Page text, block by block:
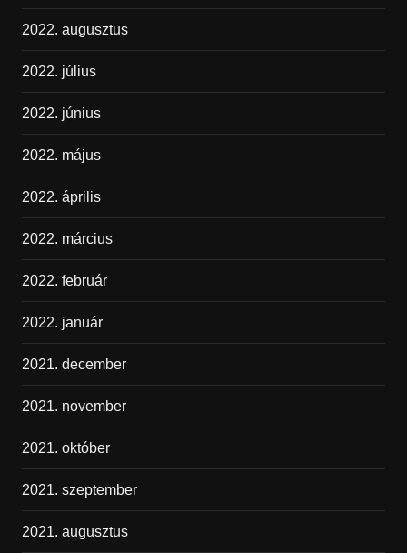
2022. augusztus
2022. július
2022. június
2022. május
2022. április
2022. március
2022. február
2022. január
2021. december
2021. november
2021. október
2021. szeptember
2021. augusztus